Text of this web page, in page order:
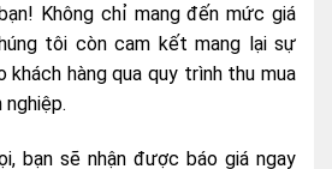
Không chỉ mang đến mức giá
tôi còn cam kết mang lại sự
hàng qua quy trình thu mua
nghiệp.
bạn sẽ nhận được báo giá ngay